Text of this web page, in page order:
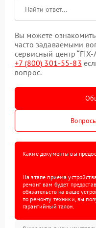
Вы можете
часто задаваемыми
сервисный центр
+7 (800) 301-55-83
вопрос.
Какие документы вы
На этапе приема
ремонт вам будет
обязательств на ваше
по ремонту техники, вы
гарантийный талон.